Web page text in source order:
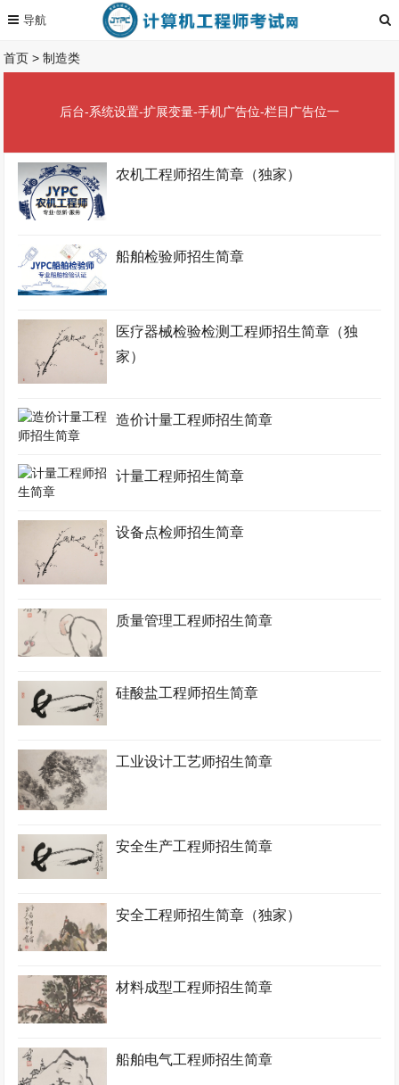
首页 >制造类
后台-系统设置-扩展变量-手机广告位-栏目广告位一
农机工程师招生简章（独家）
船舶检验师招生简章
医疗器械检验检测工程师招生简章（独
家）
造价计量工程师招生简章
计量工程师招生简章
设备点检师招生简章
质量管理工程师招生简章
硅酸盐工程师招生简章
工业设计工艺师招生简章
安全生产工程师招生简章
安全工程师招生简章（独家）
材料成型工程师招生简章
船舶电气工程师招生简章